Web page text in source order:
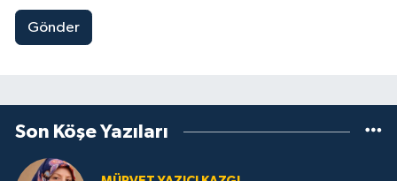
Gönder
Son Köşe Yazıları